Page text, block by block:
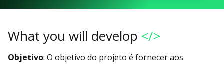
What you will develop </>
Objetivo: O objetivo do projeto é fornecer aos